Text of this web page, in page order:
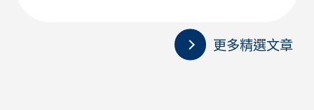
更多精選文章